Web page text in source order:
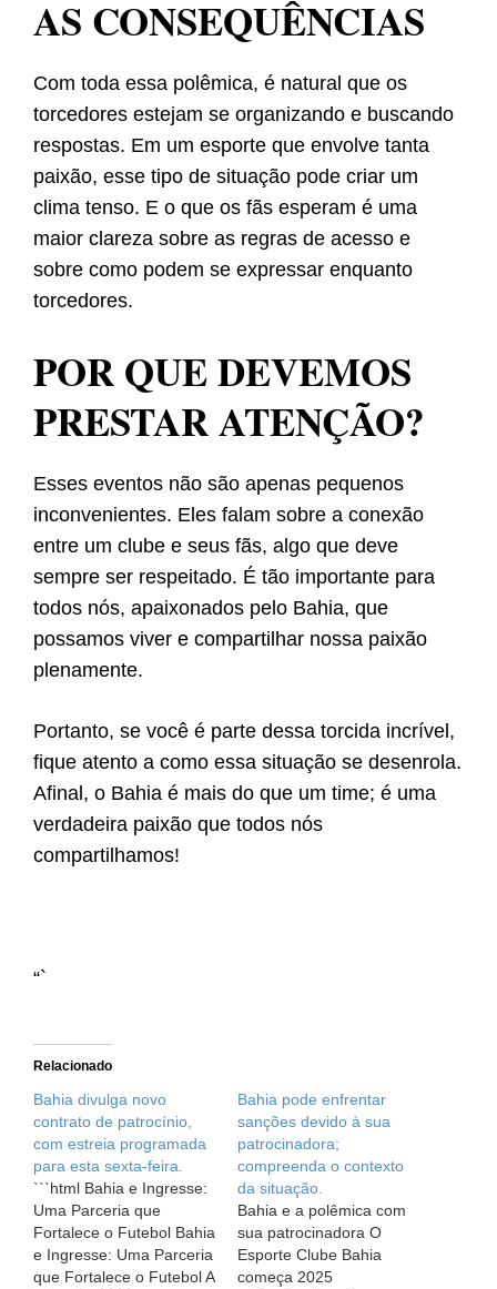
AS CONSEQUÊNCIAS
Com toda essa polêmica, é natural que os
torcedores estejam se organizando e buscando
respostas. Em um esporte que envolve tanta
paixão, esse tipo de situação pode criar um
clima tenso. E o que os fãs esperam é uma
maior clareza sobre as regras de acesso e
sobre como podem se expressar enquanto
torcedores.
POR QUE DEVEMOS
PRESTAR ATENÇÃO?
Esses eventos não são apenas pequenos
inconvenientes. Eles falam sobre a conexão
entre um clube e seus fãs, algo que deve
sempre ser respeitado. É tão importante para
todos nós, apaixonados pelo Bahia, que
possamos viver e compartilhar nossa paixão
plenamente.
Portanto, se você é parte dessa torcida incrível,
fique atento a como essa situação se desenrola.
Afinal, o Bahia é mais do que um time; é uma
verdadeira paixão que todos nós
compartilhamos!
“`
Relacionado
Bahia divulga novo
contrato de patrocínio,
com estreia programada
para esta sexta-feira.
```html Bahia e Ingresse:
Uma Parceria que
Fortalece o Futebol Bahia
e Ingresse: Uma Parceria
que Fortalece o Futebol A
Bahia pode enfrentar
sanções devido à sua
patrocinadora;
compreenda o contexto
da situação.
Bahia e a polêmica com
sua patrocinadora O
Esporte Clube Bahia
começa 2025